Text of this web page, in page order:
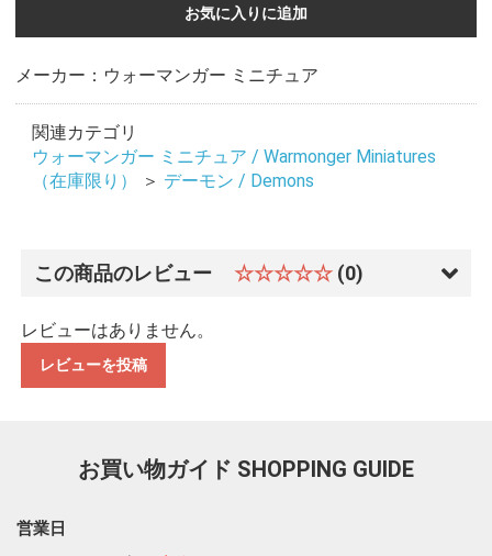
お気に入りに追加
メーカー：ウォーマンガー ミニチュア
関連カテゴリ
ウォーマンガー ミニチュア / Warmonger Miniatures
（在庫限り）
＞ デーモン / Demons
この商品のレビュー ☆☆☆☆☆ (0)
レビューはありません。
レビューを投稿
お買い物ガイド SHOPPING GUIDE
営業日